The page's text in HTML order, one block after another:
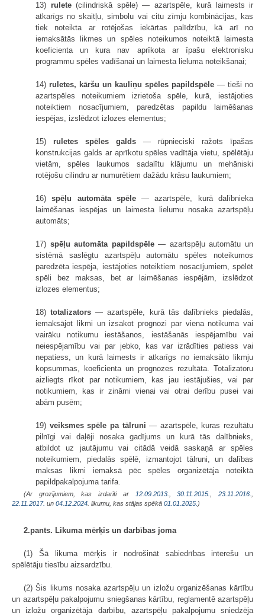
13) rulete(cilindriskā spēle) — azartspēle, kurā laimests ir
atkarīgs no skaitļu, simbolu vai citu zīmju kombinācijas, kas
tiek noteikta ar rotējošas iekārtas palīdzību, kā arī no
iemaksātās likmes un spēles noteikumos noteiktā laimesta
koeficienta un kura nav aprīkota ar īpašu elektronisku
programmu spēles vadīšanai un laimesta lieluma noteikšanai;
14) ruletes, kāršu un kauliņu spēles papildspēle — tieši no
azartspēles noteikumiem izrietoša spēle, kurā, iestājoties
noteiktiem nosacījumiem, paredzētas papildu laimēšanas
iespējas, izslēdzot izlozes elementus;
15) ruletes spēles galds — rūpnieciski ražots īpašas
konstrukcijas galds ar aprīkotu spēles vadītāja vietu, spēlētāju
vietām, spēles laukumos sadalītu klājumu un mehāniski
rotējošu cilindru ar numurētiem dažādu krāsu laukumiem;
16)spēļu automāta spēle— azartspēle, kurā dalībnieka
laimēšanas iespējas un laimesta lielumu nosaka azartspēļu
automāts;
17) spēļu automāta papildspēle— azartspēļu automātu un
sistēmā saslēgtu azartspēļu automātu spēles noteikumos
paredzēta iespēja, iestājoties noteiktiem nosacījumiem, spēlēt
spēli bez maksas, bet ar laimēšanas iespējām, izslēdzot
izlozes elementus;
18)totalizators — azartspēle, kurā tās dalībnieks piedalās,
iemaksājot likmi un izsakot prognozi par viena notikuma vai
vairāku notikumu iestāšanos, iestāšanās iespējamību vai
neiespējamību vai par jebko, kas var izrādīties patiess vai
nepatiess, un kurā laimests ir atkarīgs no iemaksāto likmju
kopsummas, koeficienta un prognozes rezultāta. Totalizatoru
aizliegts rīkot par notikumiem, kas jau iestājušies, vai par
notikumiem, kas ir zināmi vienai vai otrai derību pusei vai
abām pusēm;
19) veiksmes spēle pa tālruni — azartspēle, kuras rezultātu
pilnīgi vai daļēji nosaka gadījums un kurā tās dalībnieks,
atbildot uz jautājumu vai citādā veidā saskaņā ar spēles
noteikumiem, piedalās spēlē, izmantojot tālruni, un dalības
maksas likmi iemaksā pēc spēles organizētāja noteiktā
papildpakalpojuma tarifa.
(Ar grozījumiem, kas izdarīti ar 12.09.2013.,30.11.2015.,23.11.2016.,
22.11.2017. un 04.12.2024. likumu, kas stājas spēkā 01.01.2025.)
2.pants. Likuma mērķis un darbības joma
(1) Šā likuma mērķis ir nodrošināt sabiedrības interešu un
spēlētāju tiesību aizsardzību.
(2) Šis likums nosaka azartspēļu un izložu organizēšanas kārtību
un azartspēļu pakalpojumu sniegšanas kārtību, reglamentē azartspēļu
un izložu organizētāja darbību, azartspēļu pakalpojumu sniedzēja